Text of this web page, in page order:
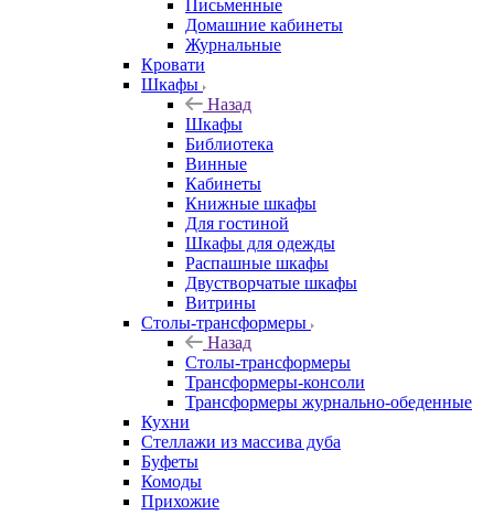
Письменные
Домашние кабинеты
Журнальные
Кровати
Шкафы
Назад
Шкафы
Библиотека
Винные
Кабинеты
Книжные шкафы
Для гостиной
Шкафы для одежды
Распашные шкафы
Двустворчатые шкафы
Витрины
Столы-трансформеры
Назад
Столы-трансформеры
Трансформеры-консоли
Трансформеры журнально-обеденные
Кухни
Стеллажи из массива дуба
Буфеты
Комоды
Прихожие